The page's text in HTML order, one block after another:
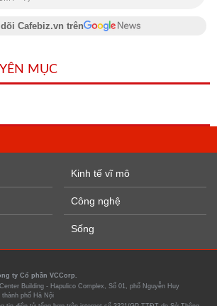
Cafebiz.vn trên
MỤC
Kinh tế vĩ mô
Công nghệ
Sống
ty Cổ phần VCCorp.
Building - Hapulico Complex, Số 01, phố Nguyễn Huy
phố Hà Nội